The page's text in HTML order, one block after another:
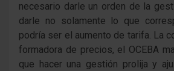
necesario darle un orden de la
darle no solamente lo que
podría ser el aumento de tarifa. La
formadora de precios, el OCEBA
que hacer una gestión prolija y